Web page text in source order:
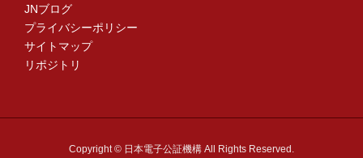
JNブログ
プライバシーポリシー
サイトマップ
リポジトリ
Copyright © 日本電子公証機構 All Rights Reserved.